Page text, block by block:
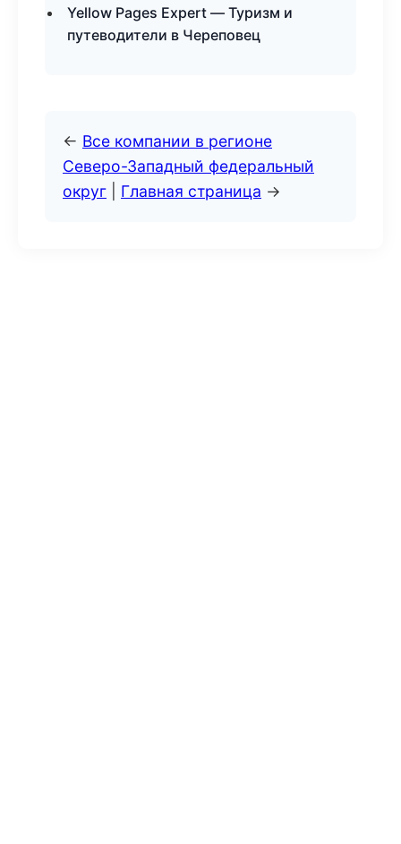
Yellow Pages Expert — Туризм и
путеводители в Череповец
← Все компании в регионе
Северо-Западный федеральный
округ
Главная страница →